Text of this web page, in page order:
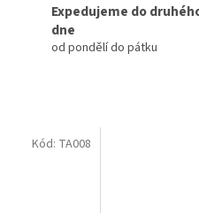
Expedujeme do
dne
od pondělí do pátku
Kód: TA008